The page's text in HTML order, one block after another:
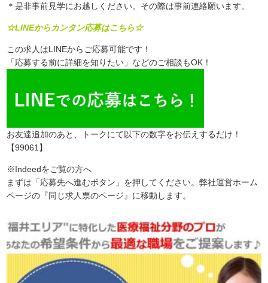
＊是非事前見学にお越しください。その際は事前連絡願います。
☆LINEからカンタン応募はこちら☆
この求人はLINEからご応募可能です！
「応募する前に詳細を知りたい」などのご相談もOK！
お友達追加のあと、トークにて以下の数字をお伝えするだけ！
【99061】
※Indeedをご覧の方へ
まずは「応募先へ進むボタン」を押してください。弊社運営ホーム
ページの『同じ求人票のページ』に移動します。